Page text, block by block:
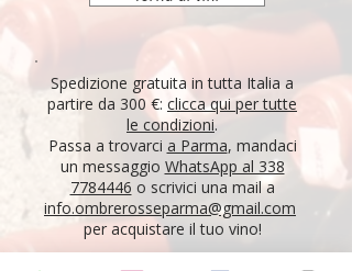
Spedizione gratuita in tutta Italia a
partire da 300 €: clicca qui per tutte
le condizioni.
Passa a trovarci a Parma, mandaci
un messaggio WhatsApp al 338
7784446 o scrivici una mail a
info.ombrerosseparma@gmail.com
per acquistare il tuo vino!